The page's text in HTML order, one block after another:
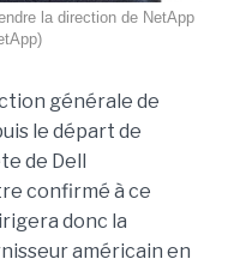
la direction de NetApp
générale de
le départ de
de Dell
confirmé à ce
donc la
américain en